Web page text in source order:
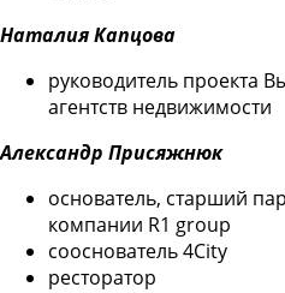
Наталия Капцова
руководитель проекта
агентств недвижимости
Александр Присяжнюк
основатель, старший
компании R1 group
сооснователь 4City
ресторатор